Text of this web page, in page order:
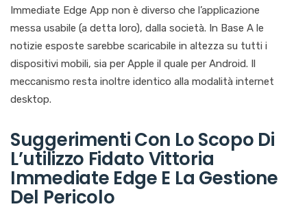
Immediate Edge App non è diverso che l’applicazione
messa usabile (a detta loro), dalla società. In Base A le
notizie esposte sarebbe scaricabile in altezza su tutti i
dispositivi mobili, sia per Apple il quale per Android. Il
meccanismo resta inoltre identico alla modalità internet
desktop.
Suggerimenti Con Lo Scopo Di
L’utilizzo Fidato Vittoria
Immediate Edge E La Gestione
Del Pericolo